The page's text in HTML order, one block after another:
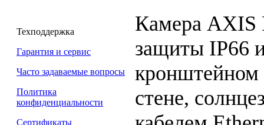
Техподдержка
Гарантия и сервис
Часто задаваемые вопросы
Политика
конфиденциальности
Сертификаты
Камера AXIS
защиты IP66
кронштейном
стене,